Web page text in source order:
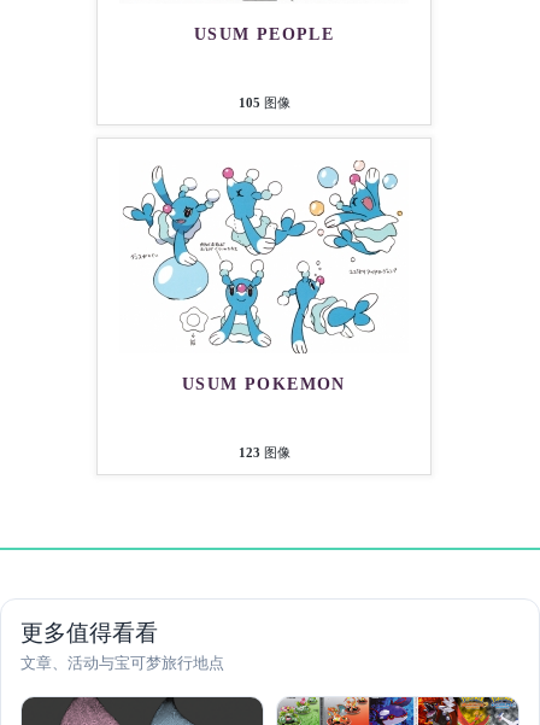
USUM PEOPLE
105 图像
USUM POKEMON
123 图像
更多值得看看
文章、活动与宝可梦旅行地点